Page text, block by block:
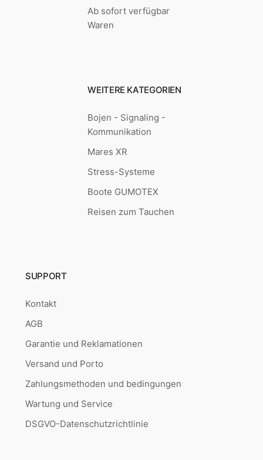
Ab sofort verfügbar
Waren
WEITERE KATEGORIEN
Bojen - Signaling -
Kommunikation
Mares XR
Stress-Systeme
Boote GUMOTEX
Reisen zum Tauchen
SUPPORT
Kontakt
AGB
Garantie und Reklamationen
Versand und Porto
Zahlungsmethoden und bedingungen
Wartung und Service
DSGVO-Datenschutzrichtlinie